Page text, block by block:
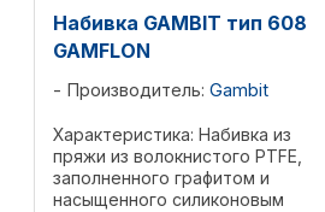
Набивка GAMBIT тип 608
GAMFLON
Производитель: Gambit
Характеристика: Набивка из
пряжи из волокнистого PTFE,
заполненного графитом и
насыщенного силиконовым